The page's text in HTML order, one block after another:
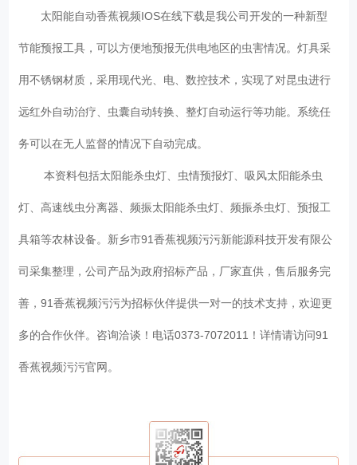
太阳能自动香蕉视频IOS在线下载是我公司开发的一种新型
节能预报工具，可以方便地预报无供电地区的虫害情况。灯具采
用不锈钢材质，采用现代光、电、数控技术，实现了对昆虫进行
远红外自动治疗、虫囊自动转换、整灯自动运行等功能。系统任
务可以在无人监督的情况下自动完成。
本资料包括太阳能杀虫灯、虫情预报灯、吸风太阳能杀虫
灯、高速线虫分离器、频振太阳能杀虫灯、频振杀虫灯、预报工
具箱等农林设备。新乡市91香蕉视频污污新能源科技开发有限公
司采集整理，公司产品为政府招标产品，厂家直供，售后服务完
善，91香蕉视频污污为招标伙伴提供一对一的技术支持，欢迎更
多的合作伙伴。咨询洽谈！电话0373-7072011！详情请访问91
香蕉视频污污官网。